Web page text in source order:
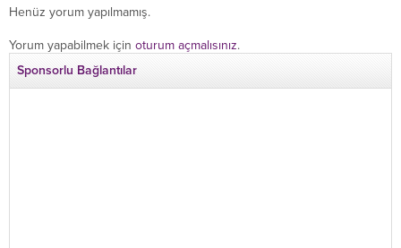
Henüz yorum yapılmamış.
Yorum yapabilmek için oturum açmalısınız.
Sponsorlu Bağlantılar